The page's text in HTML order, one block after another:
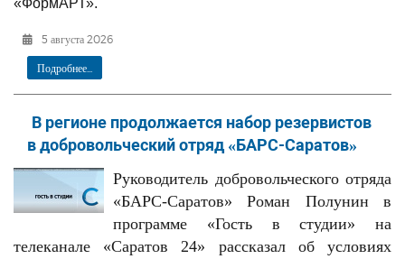
«ФормАРТ».
5 августа 2026
Подробнее...
В регионе продолжается набор резервистов
в добровольческий отряд «БАРС-Саратов»
Руководитель добровольческого отряда
«БАРС-Саратов» Роман Полунин в
программе «Гость в студии» на
телеканале «Саратов 24» рассказал об условиях